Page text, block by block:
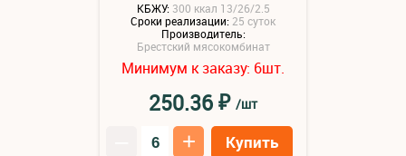
КБЖУ: 300 ккал 13/26/2.5
Сроки реализации: 25 суток
Производитель:
Брестский мясокомбинат
Минимум к заказу: 6шт.
250.36₽ /шт
+ Купить